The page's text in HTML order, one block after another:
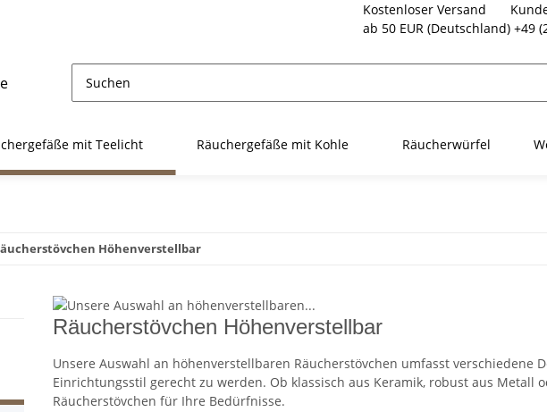
+49
Kostenloser Versand
ab 50 EUR (Deutschland)
mit Teelicht Räuchergefäße mit Kohle Räucherwürfel
Höhenverstellbar
Räucherstövchen Höhenverstellbar
Unsere Auswahl an höhenverstellbaren Räucherstövchen umfasst verschiedene
Einrichtungsstil gerecht zu werden. Ob klassisch aus Keramik, robust aus Metall
Räucherstövchen für Ihre Bedürfnisse.